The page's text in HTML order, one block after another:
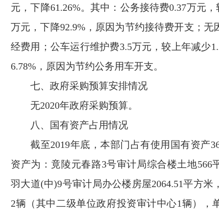
元，下降61.26%。其中：公务接待费0.37万元
万元，下降92.9%，原因为节约接待费开支；无
经费用；公车运行维护费3.5万元，较上年减少
6.78%，原因为节约公务用车开支。
七、政府采购预算安排情况
无2020年政府采购预算。
八、国有资产占用情况
截至2019年底，本部门占有使用国有资产
资产为：竟陵元春路3号审计局综合楼土地566
羽大道(中)9号审计局办公楼房屋2064.51平方米
2辆（其中二级单位政府投资审计中心1辆），